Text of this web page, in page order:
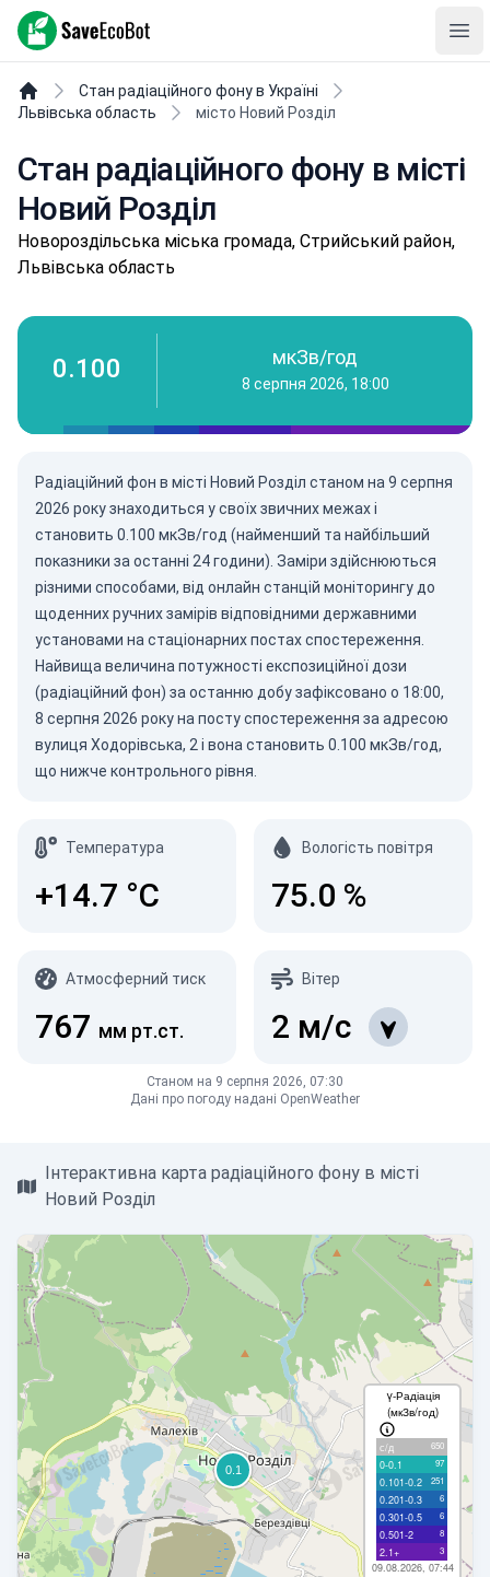
SaveEcoBot
Стан радіаційного фону в Україні
Львівська область
місто Новий Розділ
Стан радіаційного фону в місті
Новий Розділ
Нoвopoздільськa міська громада, Стрийський район,
Львівська область
0.100 мкЗв/год
8 серпня 2026, 18:00
Радіаційний фон в місті Новий Розділ станом на 9 серпня
2026 року знаходиться у своїх звичних межах і
становить 0.100 мкЗв/год (найменший та найбільший
показники за останні 24 години). Заміри здійснюються
різними способами, від онлайн станцій моніторингу до
щоденних ручних замірів відповідними державними
установами на стаціонарних постах спостереження.
Найвища величина потужності експозиційної дози
(радіаційний фон) за останню добу зафіксовано о 18:00,
8 серпня 2026 року на посту спостереження за адресою
вулиця Ходорівська, 2 і вона становить 0.100 мкЗв/год,
що нижче контрольного рівня.
Температура
+14.7 °C
Вологість повітря
75.0 %
Атмосферний тиск
767 мм рт.ст.
Вітер
2 м/с
Станом на 9 серпня 2026, 07:30
Дані про погоду надані OpenWeather
Інтерактивна карта радіаційного фону в місті
Новий Розділ
γ-Радіація
(мкЗв/год)
с/д 650
0-0.1 97
0.101-0.2 251
0.201-0.3 6
0.301-0.5 6
0.501-2 8
2.1+ 3
09.08.2026, 07:44